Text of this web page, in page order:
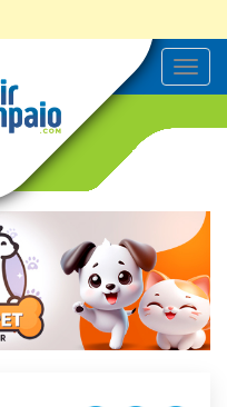
T
o
v
g
t
i
o
n